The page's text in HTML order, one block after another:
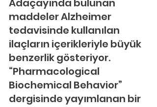
Adaçayında bulunan
maddeler Alzheimer
tedavisinde kullanılan
ilaçların içerikleriyle büyük
benzerlik gösteriyor.
“Pharmacological
Biochemical Behavior”
dergisinde yayımlanan bir